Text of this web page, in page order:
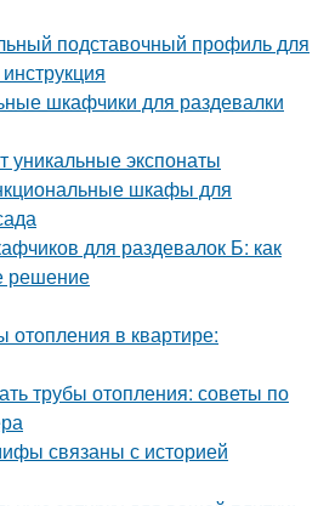
подставочный профиль для
шкафчики для раздевалки
уникальные экспонаты
шкафы для
для раздевалок Б: как
решение
отопления в квартире:
трубы отопления: советы по
связаны с историей